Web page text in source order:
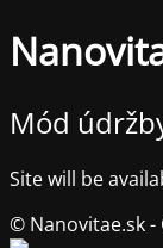
Mód
Site will be
© Nanovitae.sk -